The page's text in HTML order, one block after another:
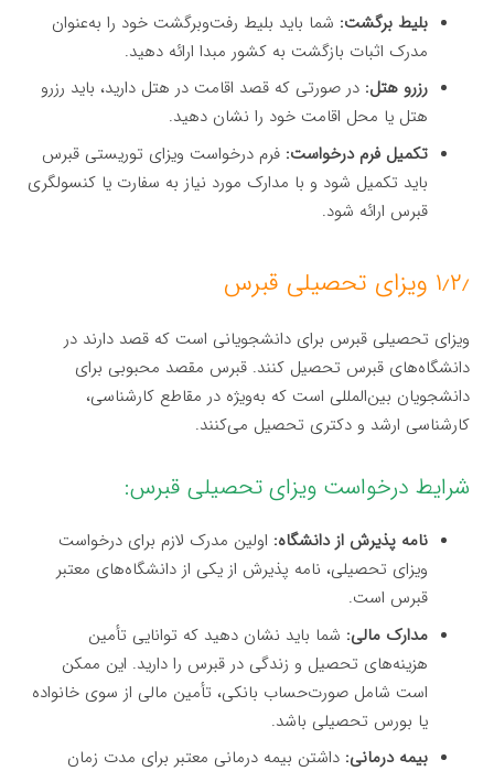
بلیط برگشت: شما باید بلیط رفت‌وبرگشت خود را به‌عنوان
مدرک اثبات بازگشت به کشور مبدا ارائه دهید.
رزرو هتل: در صورتی که قصد اقامت در هتل دارید، باید رزرو
هتل یا محل اقامت خود را نشان دهید.
تکمیل فرم درخواست: فرم درخواست ویزای توریستی قبرس
باید تکمیل شود و با مدارک مورد نیاز به سفارت یا کنسولگری
قبرس ارائه شود.
۱٫۲٫ ویزای تحصیلی قبرس
ویزای تحصیلی قبرس برای دانشجویانی است که قصد دارند در
دانشگاه‌های قبرس تحصیل کنند. قبرس مقصد محبوبی برای
دانشجویان بین‌المللی است که به‌ویژه در مقاطع کارشناسی،
کارشناسی ارشد و دکتری تحصیل می‌کنند.
شرایط درخواست ویزای تحصیلی قبرس:
نامه پذیرش از دانشگاه: اولین مدرک لازم برای درخواست
ویزای تحصیلی، نامه پذیرش از یکی از دانشگاه‌های معتبر
قبرس است.
مدارک مالی: شما باید نشان دهید که توانایی تأمین
هزینه‌های تحصیل و زندگی در قبرس را دارید. این ممکن
است شامل صورت‌حساب بانکی، تأمین مالی از سوی خانواده
یا بورس تحصیلی باشد.
بیمه درمانی: داشتن بیمه درمانی معتبر برای مدت زمان